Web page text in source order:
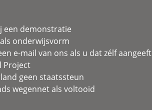
een demonstratie
onderwijsvorm
e-mail van ons als u dat zélf aangeeft
Project
geen staatssteun
wegennet als voltooid